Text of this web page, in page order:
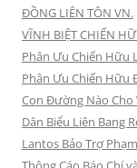
ĐỒNG LIÊN TÔN VN.
VĨNH BIỆT CHIẾN
Phân Ưu Chiến Hữu
Phân Ưu Chiến Hữu
Con Đường Nào Cho
Dân Biểu Liên Bang
Lantos Bảo Trợ